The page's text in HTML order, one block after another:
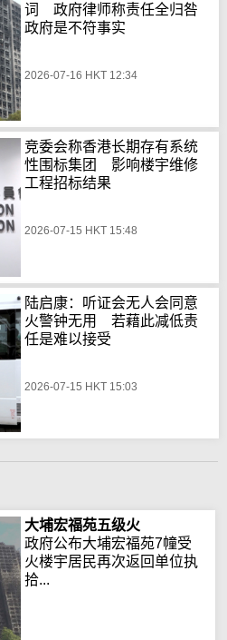
词 政府律师称责任全归咎
政府是不符事实
2026-07-16 HKT 12:34
竞委会称香港长期存有系统
性围标集团 影响楼宇维修
工程招标结果
2026-07-15 HKT 15:48
陆启康：听证会无人会同意
火警钟无用 若藉此减低责
任是难以接受
2026-07-15 HKT 15:03
大埔宏福苑五级火
政府公布大埔宏福苑7幢受
火楼宇居民再次返回单位执
拾...